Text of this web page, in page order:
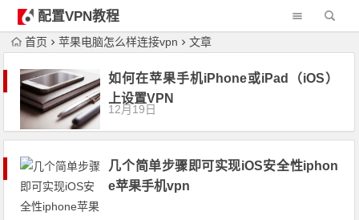
配置VPN教程
首页 苹果电脑怎么样连接vpn 文章
如何在苹果手机iPhone或iPad（iOS）
上设置VPN
12月19日
几个简单步骤即可实现iOS安全性iphon
e苹果手机vpn